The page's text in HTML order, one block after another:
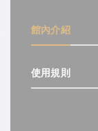
館內介紹
使用規則